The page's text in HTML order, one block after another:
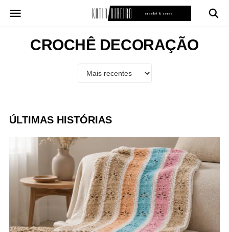
para
conteúdoCROCHÊ DECORAÇÃO
ÚLTIMAS HISTÓRIAS